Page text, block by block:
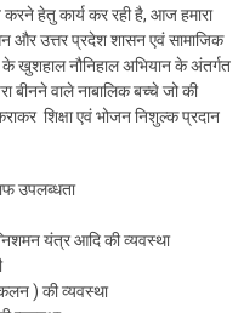
हेतु कार्य कर रही है, आज हमारा
और उत्तर प्रदेश शासन एवं सामाजिक
के खुशहाल नौनिहाल अभियान के अंतर्गत
वाले नाबालिक बच्चे जो की
शिक्षा एवं भोजन निशुल्क प्रदान
उपलब्धता
यंत्र आदि की व्यवस्था
) की व्यवस्था